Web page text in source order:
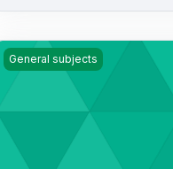
Personalihaldus ja
General subjects